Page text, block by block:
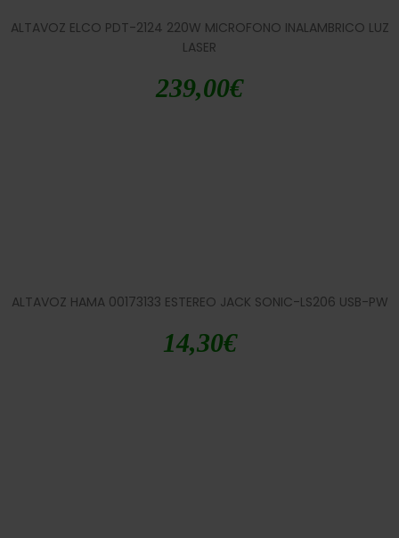
ALTAVOZ ELCO PDT-2124 220W MICROFONO INALAMBRICO LUZ
LASER
239,00€
ALTAVOZ HAMA 00173133 ESTEREO JACK SONIC-LS206 USB-PW
14,30€